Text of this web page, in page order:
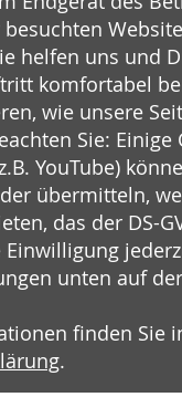
helfen uns und
komfortabel
wie unsere
Sie: Einige
YouTube)
übermitteln,
das der DS-
Einwilligung
unten auf
finden Sie
.